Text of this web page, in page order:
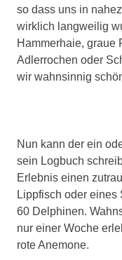
so dass uns in
wirklich langweilig
Hammerhaie, graue
Adlerrochen oder
wir wahnsinnig
Nun kann der ein
sein Logbuch
Erlebnis einen
Lippfisch oder
60 Delphinen.
nur einer Woche
rote Anemone.